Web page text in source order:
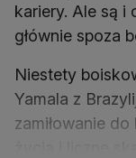
kariery. Ale są i
głównie spoza
Niestety
Yamala z
zamiłowanie